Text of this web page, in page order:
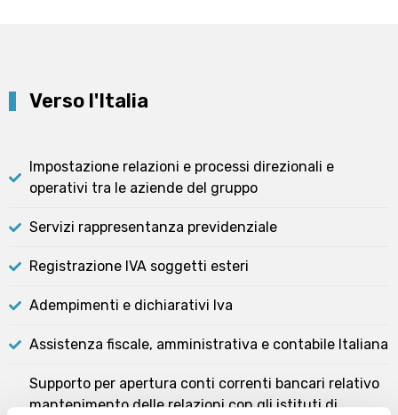
Verso l'Italia
Impostazione relazioni e processi direzionali e
operativi tra le aziende del gruppo
Servizi rappresentanza previdenziale
Registrazione IVA soggetti esteri
Adempimenti e dichiarativi Iva
Assistenza fiscale, amministrativa e contabile Italiana
Supporto per apertura conti correnti bancari relativo
mantenimento delle relazioni con gli istituti di